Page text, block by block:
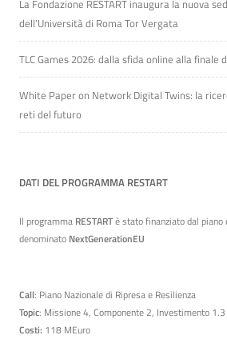
La Fondazione RESTART inaugura la nuova
dell’Università di Roma Tor Vergata
TLC Games 2026: dalla sfida online alla finale
White Paper on Network Digital Twins: la
reti del futuro
DATI DEL PROGRAMMA RESTART
Il programma RESTARTè stato finanziato dal
denominato NextGenerationEU
Call: Piano Nazionale di Ripresa e Resilienza
Topic: Missione 4, Componente 2, Investimento 1.3
Costi: 118 MEuro